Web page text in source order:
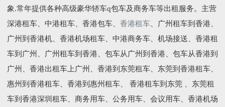
象.常年提供各种高级豪华轿车q包车及商务车等出租服务。主营
深港租车、中港租车、香港包车、 香港租车、广州租车到香港、
广州到香港机、香港机场租车、中港商务车、机场接送、香港租
车到广州、广州租车到香港、包车从广州到香港、包车从香港到
广州、香港出租车上广州、香港到东莞租车、东莞到香港租车、
惠州到香港租车、香港到惠州租车、 香港租车到东莞 、东莞租
车到香港深圳租车、商务用车、公务用车、会议用车、香港机场